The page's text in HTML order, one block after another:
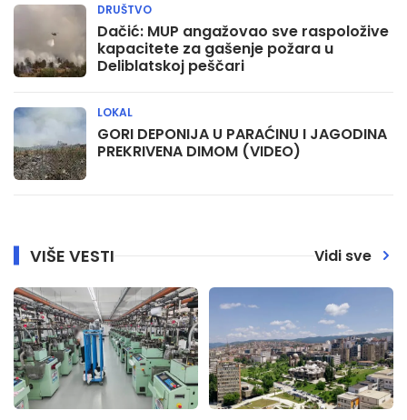
Dačić: MUP angažovao sve raspoložive
kapacitete za gašenje požara u
Deliblatskoj peščari
DRUŠTVO
GORI DEPONIJA U PARAĆINU I JAGODINA
PREKRIVENA DIMOM (VIDEO)
LOKAL
VIŠE VESTI Vidi sve